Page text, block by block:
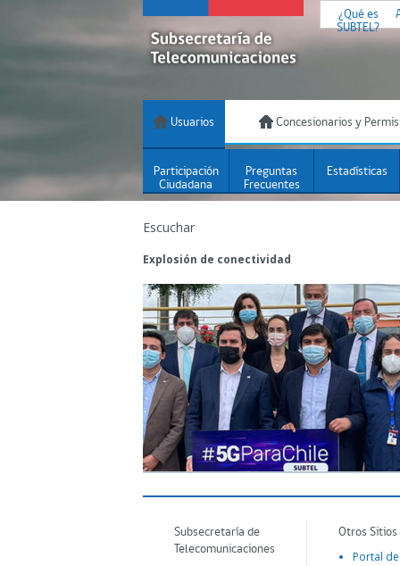
¿Qué es
SUBTEL?
Usuarios Concesionarios y
Participación
Ciudadana
Preguntas
Frecuentes
Estadísticas
Escuchar
Explosión de conectividad
Subsecretaría de
Telecomunicaciones
Otros
Portal